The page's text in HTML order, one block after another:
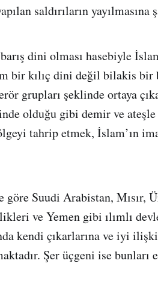
saldırıların yayılmasına
dini olması hasebiyle
bir kılıç dini değil bilakis
grupları şeklinde ortaya
olduğu gibi demir ve
tahrip etmek, İslam’ın
göre Suudi Arabistan, Mısır,
ve Yemen gibi ılımlı
kendi çıkarlarına ve iyi
Şer üçgeni ise bunları